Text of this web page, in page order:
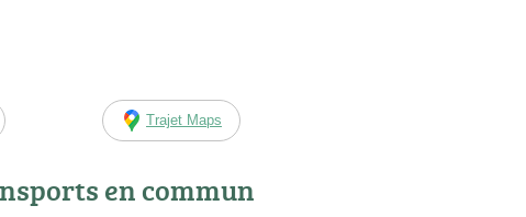
Trajet Maps
en commun